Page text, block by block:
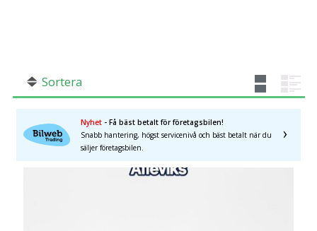
Jönköpings län
Sortera
Nyhet - Få bäst betalt för företagsbilen!
Snabb hantering, högst servicenivå och bäst betalt när du
säljer företagsbilen.